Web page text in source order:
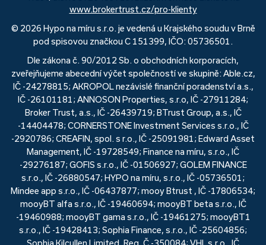
www.brokertrust.cz/pro-klienty
© 2026 Hypo na míru s.r.o. je vedená u Krajského soudu v Brně
pod spisovou značkou C 151399, IČO: 05736501.
Dle zákona č. 90/2012 Sb. o obchodních korporacích,
zveřejňujeme abecední výčet společností ve skupině: Able.cz,
IČ -24278815; AKROPOL nezávislé finanční poradenství a.s.,
IČ -26101181; ANNOSON Properties, s.r.o, IČ -27911284;
Broker Trust, a.s., IČ -26439719; BTrust Group, a.s., IČ
-14404478; CORNERSTONE Investment Services s.r.o., IČ
-2920786; CREAFIN, spol. s r.o., IČ -25091981; Edward Asset
Management, IČ -19728549; Finance na míru, s.r.o., IČ
-29276187; GOFIS s.r.o., IČ -01506927; GOLEM FINANCE
s.r.o., IČ -26880547; HYPO na míru, s.r.o., IČ -05736501;
Mindee app s.r.o., IČ -06437877; mooy Btrust , IČ -17806534;
mooyBT alfa s.r.o., IČ -19460694; mooyBT beta s.r.o., IČ
-19460988; mooyBT gama s.r.o., IČ -19461275; mooyBT1
s.r.o., IČ -19428413; Sophia Finance, s.r.o., IČ -25604856;
Sophia Kilcullen Limited, Reg. Č -350084; VHI, s.r.o., IČ